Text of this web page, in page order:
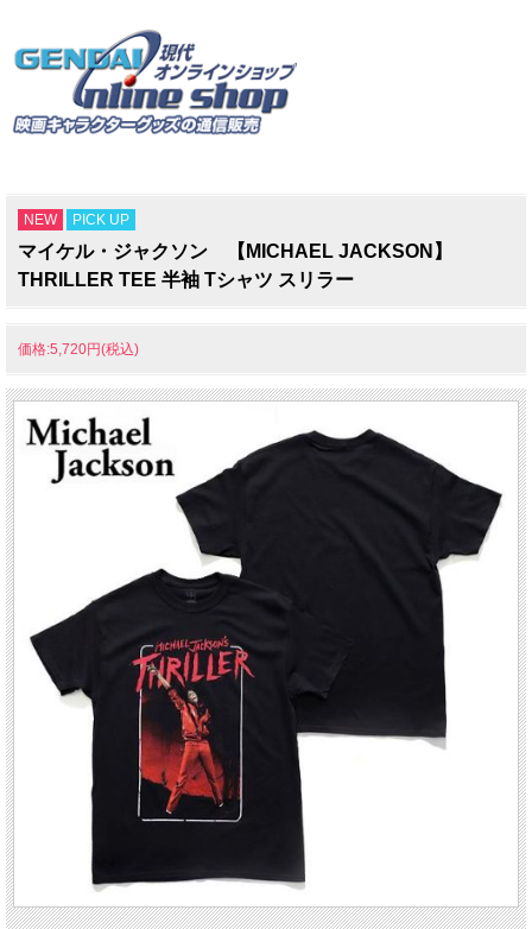
NEW PICK UP
マイケル・ジャクソン 【MICHAEL JACKSON】
THRILLER TEE 半袖 Tシャツ スリラー
価格:5,720円(税込)